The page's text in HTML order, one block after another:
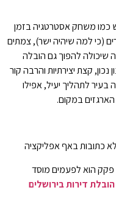
כמו משחק אסטרטגיה בזמן
(כי למה שיהיה ישר), צמתים
שיכולה להפוך גם הובלה
קצת יצירתיות והרבה קור
לתהליך יעיל, אפילו
במקום.
פקק הוא לפעמים מוסד
הובלת דירות בירושלים